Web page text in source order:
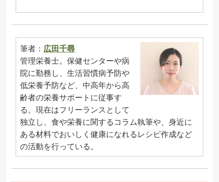
筆者： 広田千尋
管理栄養士。保健センターや病
院に勤務し、生活習慣病予防や
低栄養予防など、中高年から高
齢者の栄養サポートに従事す
る。現在はフリーランスとして
独立し、食や栄養に関するコラム執筆や、身近に
ある材料でおいしく健康になれるレシピ作成など
の活動を行っている。